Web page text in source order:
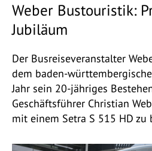
Weber Bustouristik:
Jubiläum
Der Busreiseveranstalter
dem baden-
Jahr sein 20-jähriges
Geschäftsführer Christian
mit einem Setra S 515 HD zu